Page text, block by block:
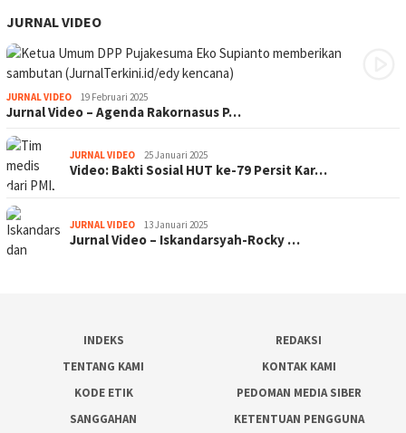
JURNAL VIDEO
JURNAL VIDEO 19 Februari 2025
Jurnal Video – Agenda Rakornasus P…
JURNAL VIDEO 25 Januari 2025
Video: Bakti Sosial HUT ke-79 Persit Kar…
JURNAL VIDEO 13 Januari 2025
Jurnal Video – Iskandarsyah-Rocky …
INDEKS
REDAKSI
TENTANG KAMI
KONTAK KAMI
KODE ETIK
PEDOMAN MEDIA SIBER
SANGGAHAN
KETENTUAN PENGGUNA